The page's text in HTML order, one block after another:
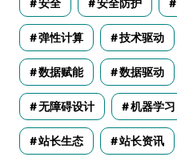
安全 安全防护
弹性计算 技术驱动
数据赋能 数据驱动
无障碍设计 机器学习
站长生态 站长资讯